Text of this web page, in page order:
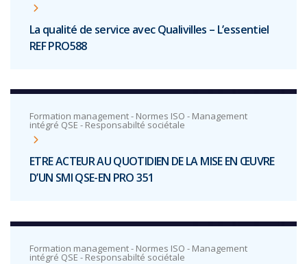
La qualité de service avec Qualivilles – L’essentiel
REF PRO588
Formation management - Normes ISO - Management
intégré QSE - Responsabilté sociétale
ETRE ACTEUR AU QUOTIDIEN DE LA MISE EN ŒUVRE
D’UN SMI QSE-EN PRO 351
Formation management - Normes ISO - Management
intégré QSE - Responsabilté sociétale